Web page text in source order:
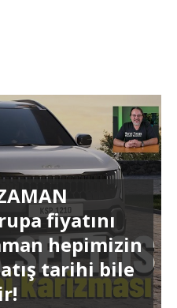
fiyatını
hepimizin
tarihi bile